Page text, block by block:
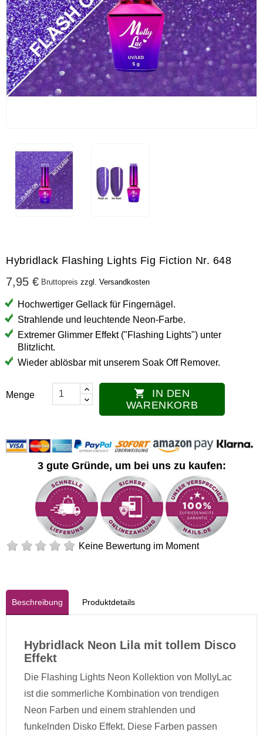
Hybridlack Flashing Lights Fig Fiction Nr. 648
7,95 € Bruttopreis zzgl. Versandkosten
Hochwertiger Gellack für Fingernägel.
Strahlende und leuchtende Neon-Farbe.
Extremer Glimmer Effekt ("Flashing Lights") unter
Blitzlicht.
Wieder ablösbar mit unserem Soak Off Remover.
Menge 
WARENKORB
3 gute Gründe, um bei uns zu kaufen:
Keine Bewertung im Moment
Beschreibung Produktdetails
Hybridlack Neon Lila mit tollem Disco
Effekt
Die Flashing Lights Neon Kollektion von MollyLac
ist die sommerliche Kombination von trendigen
Neon Farben und einem strahlenden und
funkelnden Disko Effekt. Diese Farben passen